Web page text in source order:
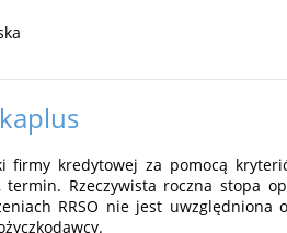
firmy kredytowej za pomocą
Rzeczywista roczna stopa
RRSO nie jest uwzględniona